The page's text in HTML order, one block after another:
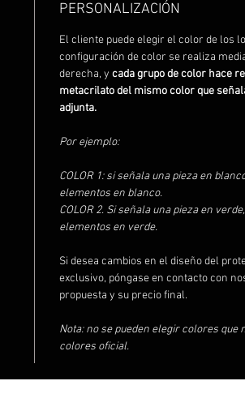
PERSONALIZACIÓN
El cliente puede elegir el color de los
configuración de color se realiza
derecha, y cada grupo de color hace
metacrilato del mismo color que
adjunta.
Por ejemplo:
COLOR 1: si señala una pieza en
elementos en blanco.
COLOR 2. Si señala una pieza en
elementos en verde.
Si desea cambios en el diseño del
exclusivo, póngase en contacto con
propuesta y su precio final.
Nota: no se pueden elegir colores que
colores oficial.